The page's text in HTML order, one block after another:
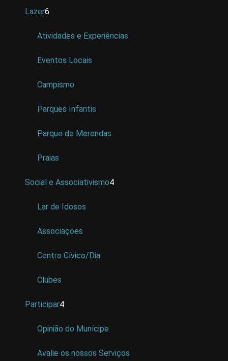
Lazer6
Atividades e Experiências
Eventos Locais
Campismo
Parques Infantis
Parque de Merendas
Praias
Social e Associativismo4
Lar de Idosos
Associações
Centro Cívico/Dia
Clubes
Participar4
Opinião do Munícipe
Avalie os nossos Serviços